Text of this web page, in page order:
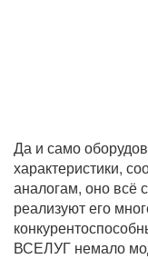
Да и само
характеристики,
аналогам, оно всё
реализуют его
ВСЕЛУГ немало